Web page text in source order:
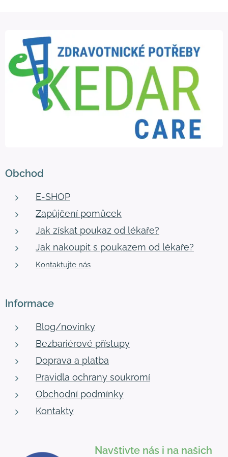
Obchod
E-SHOP
Zapůjčení pomůcek
Jak získat poukaz od lékaře?
Jak nakoupit s poukazem od lékaře?
Kontaktujte nás
Informace
Blog/novinky
Bezbariérové přístupy
Doprava a platba
Pravidla ochrany soukromí
Obchodní podmínky
Kontakty
Navštivte nás i na našich